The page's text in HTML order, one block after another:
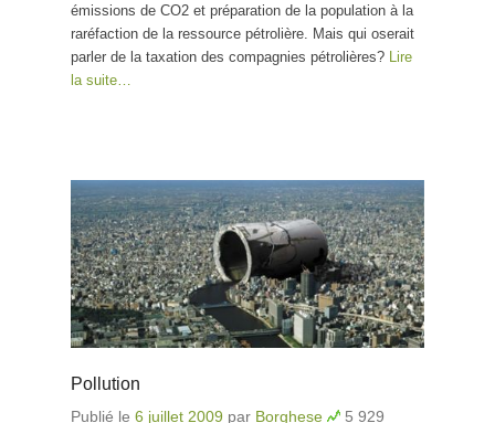
émissions de CO2 et préparation de la population à la
raréfaction de la ressource pétrolière. Mais qui oserait
parler de la taxation des compagnies pétrolières?
Lire
la suite…
Pollution
Publié le 6 juillet 2009 par Borghese 5 929